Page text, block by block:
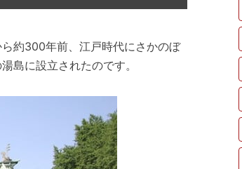
約300年前、江戸時代にさかのぼ
島に設立されたのです。